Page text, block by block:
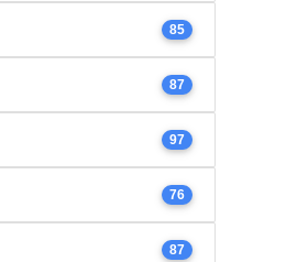
85
87
97
76
87